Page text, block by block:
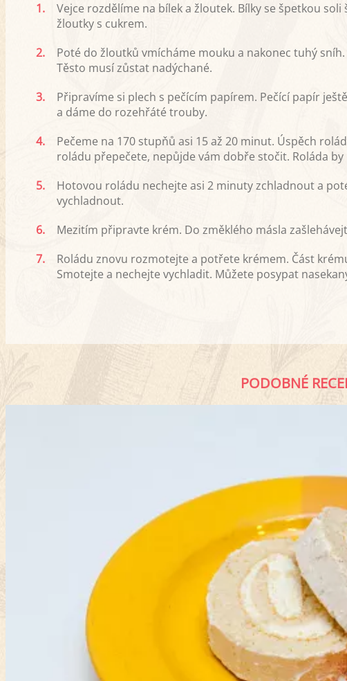
1.
Vejce rozdělíme na bílek a žloutek. Bílky se špetkou
žloutky s cukrem.
2.
Poté do žloutků vmícháme mouku a nakonec tuhý
Těsto musí zůstat nadýchané.
3.
Připravíme si plech s pečícím papírem. Pečící papír
a dáme do rozehřáté trouby.
4.
Pečeme na 170 stupňů asi 15 až 20 minut. Úspěch
roládu přepečete, nepůjde vám dobře stočit. Roláda by
5.
Hotovou roládu nechejte asi 2 minuty zchladnout a
vychladnout.
6.
Mezitím připravte krém. Do změklého másla
7.
Roládu znovu rozmotejte a potřete krémem. Část
Smotejte a nechejte vychladit. Můžete posypat
PODOBNÉ